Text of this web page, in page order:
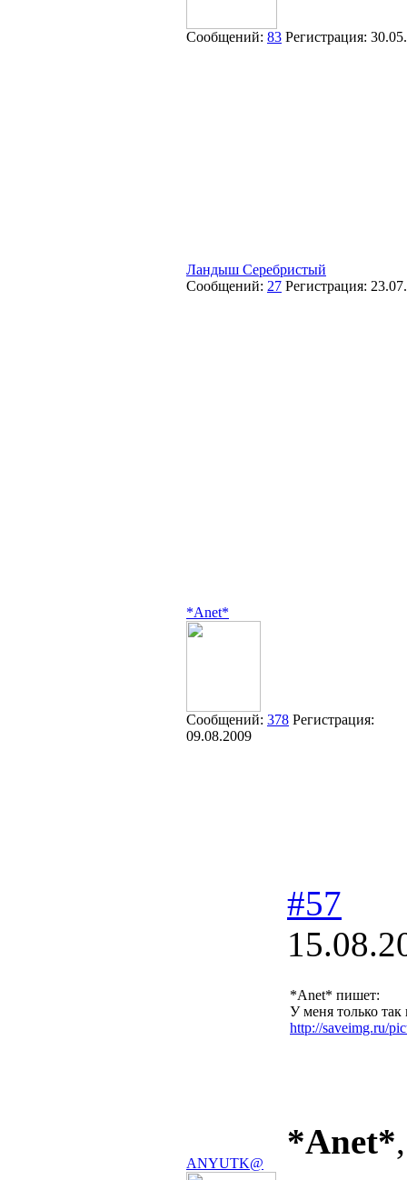
Сообщений: 83 Регистрация:
Ландыш Серебристый
Сообщений: 27 Регистрация:
*Anet*
Сообщений: 378 Регистрация:
09.08.2009
ANYUTK@
#57
*Anet* пишет:
У меня только так
http://saveimg.ru/
*Anet*,